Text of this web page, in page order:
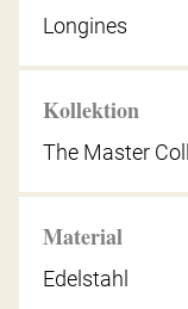
Longines
Kollektion
The Master
Material
Edelstahl